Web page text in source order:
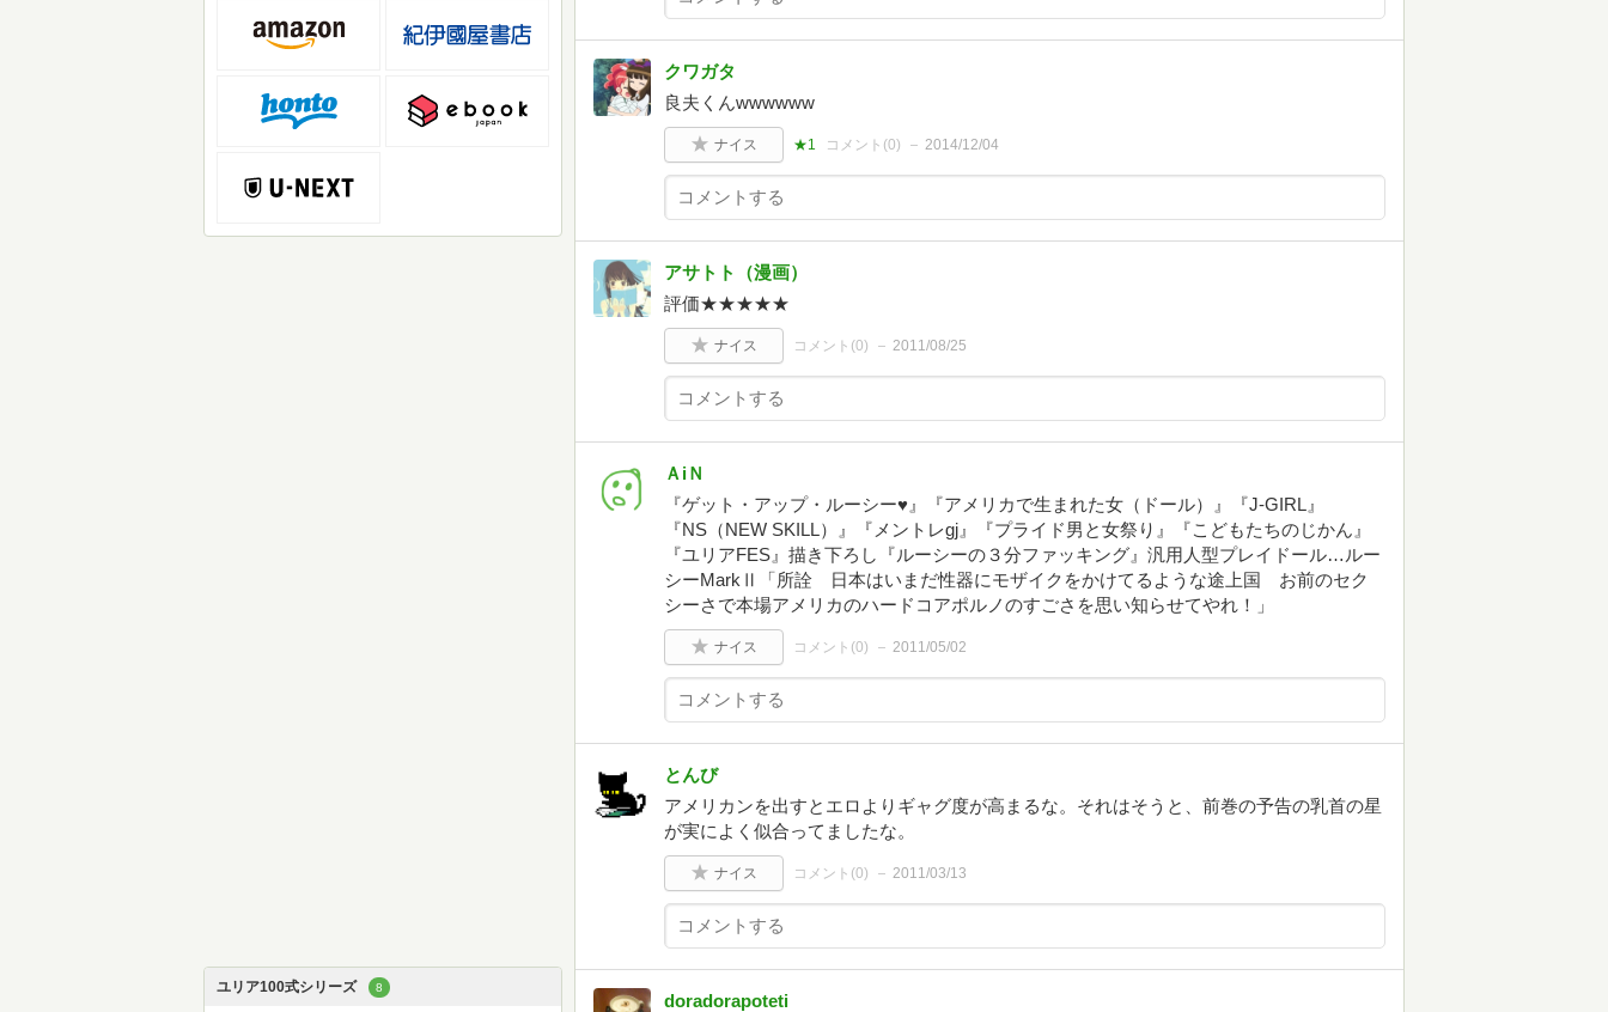
ユリア100式シリーズ 8
クワガタ
良夫くんwwwwww
ナイス ★1 コメント(0) 2014/12/04
アサトト（漫画）
評価★★★★★
ナイス コメント(0) 2011/08/25
ＡiＮ
『ゲット・アップ・ルーシー♥』『アメリカで生まれた女（ドール）』『J-GIRL』
『NS（NEW SKILL）』『メントレgj』『プライド男と女祭り』『こどもたちのじかん』
『ユリアFES』描き下ろし『ルーシーの３分ファッキング』汎用人型プレイドール…ルー
シーMarkⅡ「所詮 日本はいまだ性器にモザイクをかけてるような途上国 お前のセク
シーさで本場アメリカのハードコアポルノのすごさを思い知らせてやれ！」
ナイス コメント(0) 2011/05/02
とんび
アメリカンを出すとエロよりギャグ度が高まるな。それはそうと、前巻の予告の乳首の星
が実によく似合ってましたな。
ナイス コメント(0) 2011/03/13
doradorapoteti